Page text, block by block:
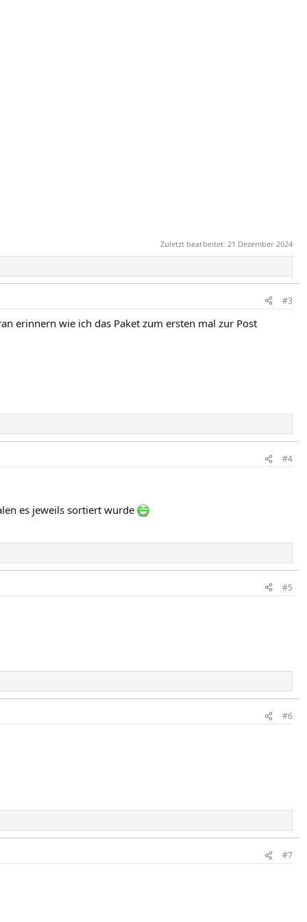
Zuletzt bearbeitet: 21 Dezember 2024
#3
erinnern wie ich das Paket zum ersten mal zur Post
#4
es jeweils sortiert wurde
#5
#6
#7